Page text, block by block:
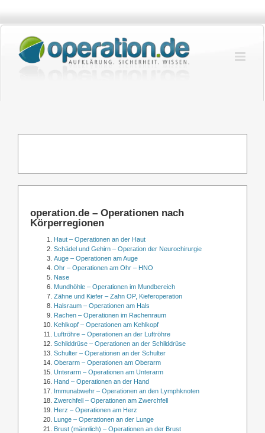
springen
operation.de – Operationen nach
Körperregionen
Haut – Operationen an der Haut
Schädel und Gehirn – Operation der Neurochirurgie
Auge – Operationen am Auge
Ohr – Operationen am Ohr – HNO
Nase
Mundhöhle – Operationen im Mundbereich
Zähne und Kiefer – Zahn OP, Kieferoperation
Halsraum – Operationen am Hals
Rachen – Operationen im Rachenraum
Kehlkopf – Operationen am Kehlkopf
Luftröhre – Operationen an der Luftröhre
Schilddrüse – Operationen an der Schilddrüse
Schulter – Operationen an der Schulter
Oberarm – Operationen am Oberarm
Unterarm – Operationen am Unterarm
Hand – Operationen an der Hand
Immunabwehr – Operationen an den Lymphknoten
Zwerchfell – Operationen am Zwerchfell
Herz – Operationen am Herz
Lunge – Operationen an der Lunge
Brust (männlich) – Operationen an der Brust